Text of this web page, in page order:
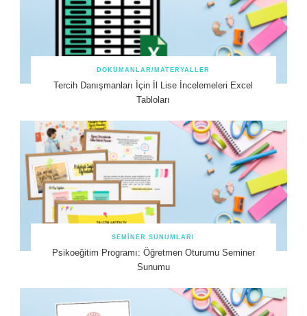
DOKÜMANLAR/MATERYALLER
Tercih Danışmanları İçin İl Lise İncelemeleri Excel
Tabloları
SEMINER SUNUMLARI
Psikoeğitim Programı: Öğretmen Oturumu Seminer
Sunumu